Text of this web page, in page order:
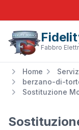
Fabbro
Home
berzano-di-
Sostituzione